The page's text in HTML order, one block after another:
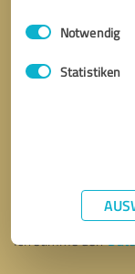
Impressum
Einwilligungsauswahl
Notwendig
Statistiken
Ich stimme den